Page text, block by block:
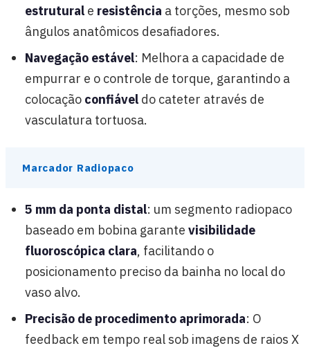
estrutural e resistência a torções, mesmo sob
ângulos anatômicos desafiadores.
Navegação estável: Melhora a capacidade de
empurrar e o controle de torque, garantindo a
colocação confiável do cateter através de
vasculatura tortuosa.
Marcador Radiopaco
5 mm da ponta distal: um segmento radiopaco
baseado em bobina garante visibilidade
fluoroscópica clara, facilitando o
posicionamento preciso da bainha no local do
vaso alvo.
Precisão de procedimento aprimorada: O
feedback em tempo real sob imagens de raios X